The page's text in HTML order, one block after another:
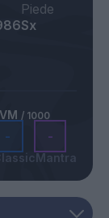
Piede
Sx
/ 1000
- -
Mantra